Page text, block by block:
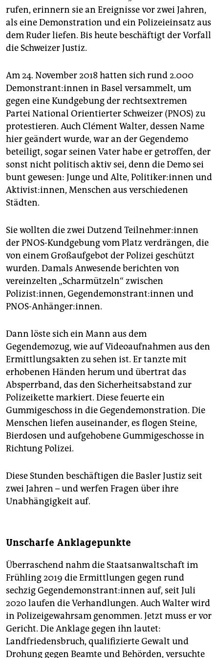
rufen, erinnern sie an Ereignisse vor zwei Jahren,
als eine Demonstration und ein Polizeieinsatz aus
dem Ruder liefen. Bis heute beschäftigt der Vorfall
die Schweizer Justiz.
Am 24. November 2018 hatten sich rund 2.000
Demonstrant:innen in Basel versammelt, um
gegen eine Kundgebung der rechtsextremen
Partei National Orientierter Schweizer (PNOS) zu
protestieren. Auch Clément Walter, dessen Name
hier geändert wurde, war an der Gegendemo
beteiligt, sogar seinen Vater habe er getroffen, der
sonst nicht politisch aktiv sei, denn die Demo sei
bunt gewesen: Junge und Alte, Politiker:innen und
Aktivist:innen, Menschen aus verschiedenen
Städten.
Sie wollten die zwei Dutzend Teilnehmer:innen
der PNOS-Kundgebung vom Platz verdrängen, die
von einem Großaufgebot der Polizei geschützt
wurden. Damals Anwesende berichten von
vereinzelten „Scharmützeln“ zwischen
Polizist:innen, Gegendemonstrant:innen und
PNOS-Anhänger:innen.
Dann löste sich ein Mann aus dem
Gegendemozug, wie auf Videoaufnahmen aus den
Ermittlungsakten zu sehen ist. Er tanzte mit
erhobenen Händen herum und übertrat das
Absperrband, das den Sicherheitsabstand zur
Polizeikette markiert. Diese feuerte ein
Gummigeschoss in die Gegendemonstration. Die
Menschen liefen auseinander, es flogen Steine,
Bierdosen und aufgehobene Gummigeschosse in
Richtung Polizei.
Diese Stunden beschäftigen die Basler Justiz seit
zwei Jahren – und werfen Fragen über ihre
Unabhängigkeit auf.
Unscharfe Anklagepunkte
Überraschend nahm die Staatsanwaltschaft im
Frühling 2019 die Ermittlungen gegen rund
sechzig Gegendemonstrant:innen auf, seit Juli
2020 laufen die Verhandlungen. Auch Walter wird
in Polizeigewahrsam genommen. Jetzt muss er vor
Gericht. Die Anklage gegen ihn lautet:
Landfriedensbruch, qualifizierte Gewalt und
Drohung gegen Beamte und Behörden, versuchte